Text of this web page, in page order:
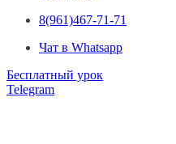
8(961)467-71-71
Чат в Whatsapp
Бесплатный урок
Telegram